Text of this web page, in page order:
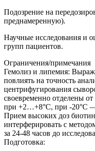
Подозрение на
преднамеренную).
Научные исследования и
групп пациентов.
Ограничения/примечания
Гемолиз и липемия:
повлиять на точность
центрифугирования
своевременно отделены
при +2…+8°C, при -20°C
Прием высоких доз
интерферировать с
за 24-48 часов до
Подготовка: